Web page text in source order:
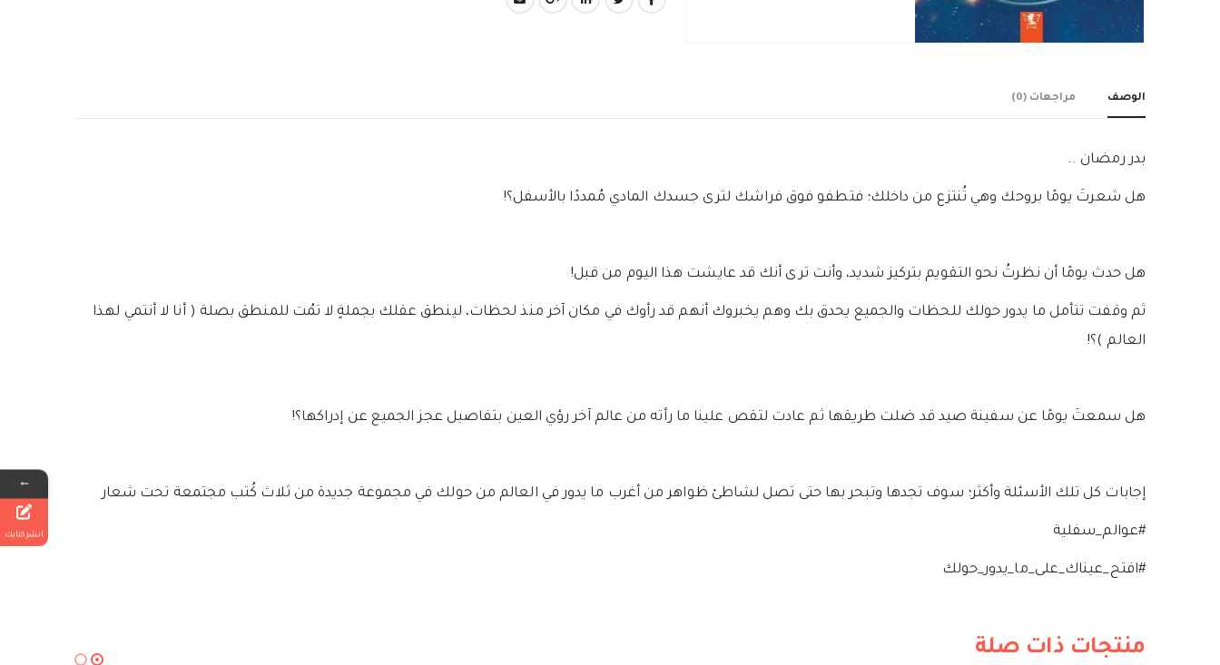
الوصف مراجعات (0)
بدر رمضان ..
هل شعرتَ يومًا بروحك وهي تُنتزع من داخلك؛ فتطفو فوق فراشك لترى جسدك المادي مُمددًا بالأسفل؟!
هل حدث يومًا أن نظرتُ نحو التقويم بتركيز شديد، وأنت ترى أنك قد عايشت هذا اليوم من قبل!
ثم وقفت تتأمل ما يدور حولك للحظات والجميع يحدق بك وهم يخبروك أنهم قد رأوك في مكان آخر منذ لحظات، لينطق عقلك بجملةٍ لا تمُت للمنطق بصلة ( أنا لا أنتمي لهذا
العالم )؟!
هل سمعتَ يومًا عن سفينة صيد قد ضلت طريقها ثم عادت لتقص علينا ما رأته من عالم آخر رؤي العين بتفاصيل عجز الجميع عن إدراكها؟!
إجابات كل تلك الأسئلة وأكثر؛ سوف تجدها وتبحر بها حتى تصل لشاطئ ظواهر من أغرب ما يدور في العالم من حولك في مجموعة جديدة من ثلاث كُتب مجتمعة تحت شعار
#عوالم_سفلية
#افتح_عيناك_على_ما_يدور_حولك
منتجات ذات صلة
←
انشر كتابك